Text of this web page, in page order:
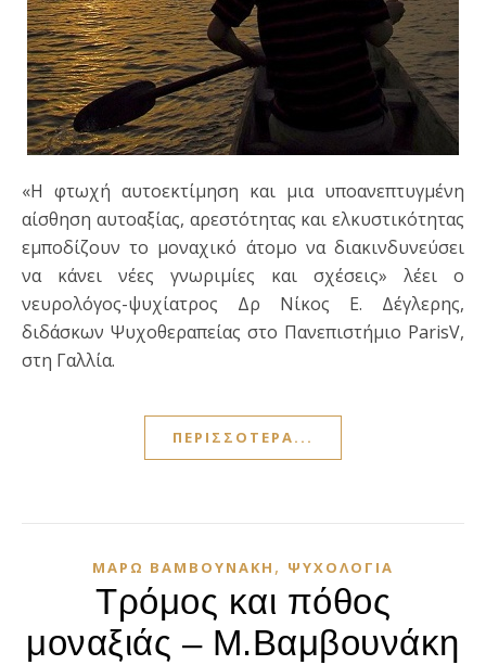
«Η φτωχή αυτοεκτίμηση και μια υποανεπτυγμένη
αίσθηση αυτοαξίας, αρεστότητας και ελκυστικότητας
εμποδίζουν το μοναχικό άτομο να διακινδυνεύσει
να κάνει νέες γνωριμίες και σχέσεις» λέει ο
νευρολόγος-ψυχίατρος Δρ Νίκος Ε. Δέγλερης,
διδάσκων Ψυχοθεραπείας στο Πανεπιστήμιο ParisV,
στη Γαλλία.
ΠΕΡΙΣΣΌΤΕΡΑ...
ΜΆΡΩ ΒΑΜΒΟΥΝΆΚΗ , ΨΥΧΟΛΟΓΊΑ
Τρόμος και πόθος
μοναξιάς – Μ.Βαμβουνάκη